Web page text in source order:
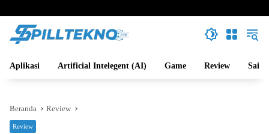
Aplikasi Artificial Intelegent (AI) Game Review Sains
Beranda Review
Review